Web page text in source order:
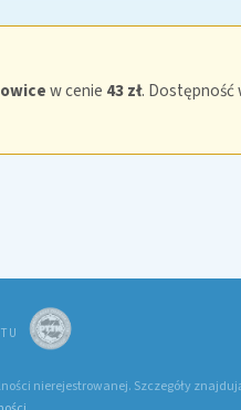
w cenie 43 zł. Dostępność
nierejestrowanej. Szczegóły